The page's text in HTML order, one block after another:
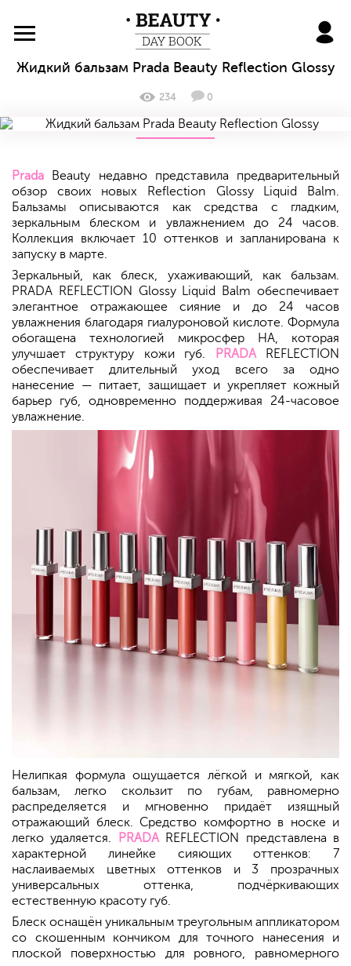
BeautyDayBook
Жидкий бальзам Prada Beauty Reflection Glossy
234 0
Prada Beauty недавно представила предварительный
обзор своих новых Reflection Glossy Liquid Balm.
Бальзамы описываются как средства с гладким,
зеркальным блеском и увлажнением до 24 часов.
Коллекция включает 10 оттенков и запланирована к
запуску в марте.
Зеркальный, как блеск, ухаживающий, как бальзам.
PRADA REFLECTION Glossy Liquid Balm обеспечивает
элегантное отражающее сияние и до 24 часов
увлажнения благодаря гиалуроновой кислоте. Формула
обогащена технологией микросфер HA, которая
улучшает структуру кожи губ.
PRADAREFLECTION
обеспечивает длительный уход всего за одно
нанесение — питает, защищает и укрепляет кожный
барьер губ, одновременно поддерживая 24-часовое
увлажнение.
Нелипкая формула ощущается лёгкой и мягкой, как
бальзам, легко скользит по губам, равномерно
распределяется и мгновенно придаёт изящный
отражающий блеск. Средство комфортно в носке и
легко удаляется.
PRADAREFLECTION представлена в
характерной линейке сияющих оттенков: 7
наслаиваемых цветных оттенков и 3 прозрачных
универсальных оттенка, подчёркивающих
естественную красоту губ.
Блеск оснащён уникальным треугольным аппликатором
со скошенным кончиком для точного нанесения и
плоской поверхностью для ровного, равномерного